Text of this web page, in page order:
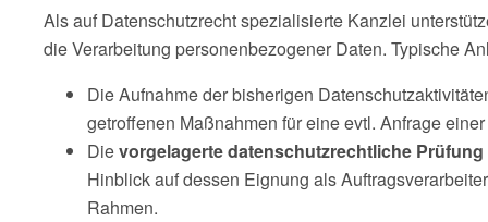
Als auf Datenschutzrecht spezialisierte Kanzlei
die Verarbeitung personenbezogener Daten. Typische
Die Aufnahme der bisherigen
getroffenen Maßnahmen für eine evtl. Anfrage
Dievorgelagerte datenschutzrechtliche
Hinblick auf dessen Eignung als
Rahmen.